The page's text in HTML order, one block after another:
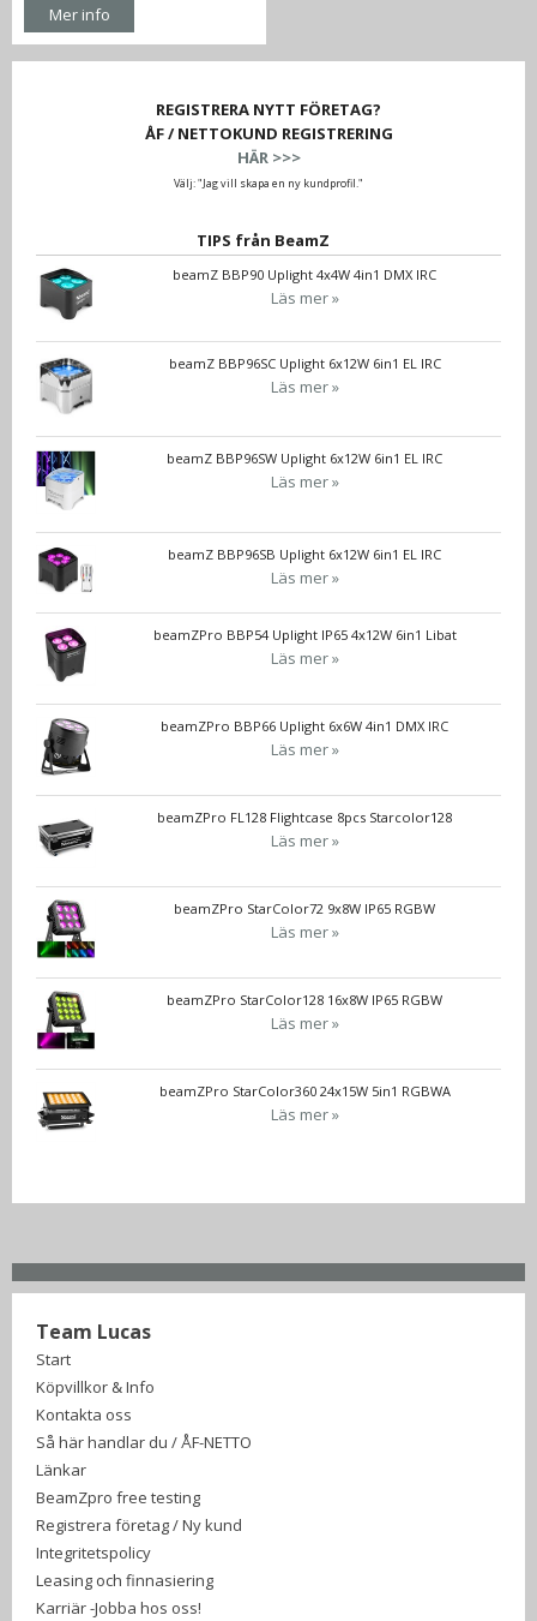
Mer info
REGISTRERA NYTT FÖRETAG?
ÅF / NETTOKUND REGISTRERING
HÄR >>>
Välj: "Jag vill skapa en ny kundprofil."
TIPS från BeamZ
beamZ BBP90 Uplight 4x4W 4in1 DMX IRC
Läs mer »
beamZ BBP96SC Uplight 6x12W 6in1 EL IRC
Läs mer »
beamZ BBP96SW Uplight 6x12W 6in1 EL IRC
Läs mer »
beamZ BBP96SB Uplight 6x12W 6in1 EL IRC
Läs mer »
beamZPro BBP54 Uplight IP65 4x12W 6in1 Libat
Läs mer »
beamZPro BBP66 Uplight 6x6W 4in1 DMX IRC
Läs mer »
beamZPro FL128 Flightcase 8pcs Starcolor128
Läs mer »
beamZPro StarColor72 9x8W IP65 RGBW
Läs mer »
beamZPro StarColor128 16x8W IP65 RGBW
Läs mer »
beamZPro StarColor360 24x15W 5in1 RGBWA
Läs mer »
Team Lucas
Start
Köpvillkor & Info
Kontakta oss
Så här handlar du / ÅF-NETTO
Länkar
BeamZpro free testing
Registrera företag / Ny kund
Integritetspolicy
Leasing och finnasiering
Karriär -Jobba hos oss!